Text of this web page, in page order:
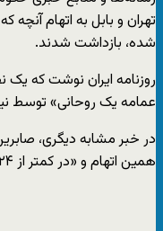
تهران و بابل به اتهام
شده، بازداشت شدند.
عمامه یک روحانی» توسط
در خبر مشابه دیگری،
همین اتهام و «در کمتر از ٢۴ ساعت» خبر داده است.